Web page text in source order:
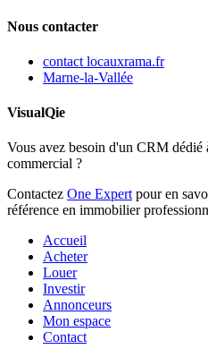
Nous contacter
contact locauxrama.fr
Marne-la-Vallée
VisualQie
Vous avez besoin d'un CRM dédié
commercial ?
Contactez One Expertpour en
référence en immobilier
Accueil
Acheter
Louer
Investir
Annonceurs
Mon espace
Contact